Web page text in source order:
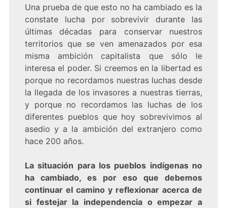
Una prueba de que esto no ha cambiado es la
constate lucha por sobrevivir durante las
últimas décadas para conservar nuestros
territorios que se ven amenazados por esa
misma ambición capitalista que sólo le
interesa el poder. Si creemos en la libertad es
porque no recordamos nuestras luchas desde
la llegada de los invasores a nuestras tierras,
y porque no recordamos las luchas de los
diferentes pueblos que hoy sobrevivimos al
asedio y a la ambición del extranjero como
hace 200 años.
La situación para los pueblos indígenas no
ha cambiado, es por eso que debemos
continuar el camino y reflexionar acerca de
si festejar la independencia o empezar a